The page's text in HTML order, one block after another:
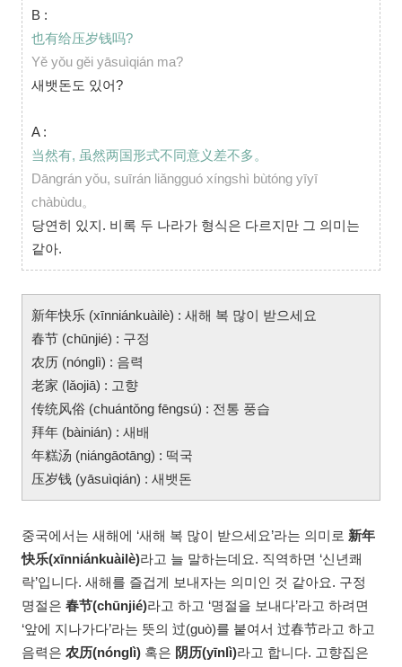
B :
也有给压岁钱吗?
Yě yǒu gěi yāsuìqián ma?
새뱃돈도 있어?
A :
当然有, 虽然两国形式不同意义差不多。
Dāngrán yǒu, suīrán liǎngguó xíngshì bùtóng yīyī
chàbùdu。
당연히 있지. 비록 두 나라가 형식은 다르지만 그 의미는
같아.
新年快乐 (xīnniánkuàilè) : 새해 복 많이 받으세요
春节 (chūnjié) : 구정
农历 (nónglì) : 음력
老家 (lǎojiā) : 고향
传统风俗 (chuántǒng fēngsú) : 전통 풍습
拜年 (bàinián) : 새배
年糕汤 (niángāotāng) : 떡국
压岁钱 (yāsuìqián) : 새뱃돈
중국에서는 새해에 ‘새해 복 많이 받으세요’라는 의미로 新年
快乐(xīnniánkuàilè)라고 늘 말하는데요. 직역하면 ‘신년쾌
락’입니다. 새해를 즐겁게 보내자는 의미인 것 같아요. 구정
명절은 春节(chūnjié)라고 하고 ‘명절을 보내다’라고 하려면
‘앞에 지나가다’라는 뜻의 过(guò)를 붙여서 过春节라고 하고
음력은 农历(nónglì) 혹은 阴历(yīnlì)라고 합니다. 고향집은